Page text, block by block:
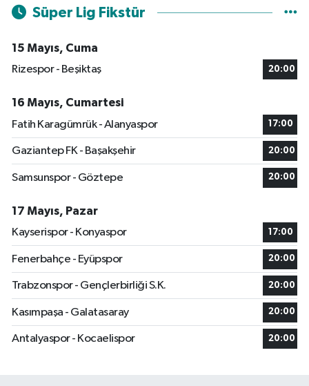
Süper Lig Fikstür
15 Mayıs, Cuma
Rizespor - Beşiktaş
20:00
16 Mayıs, Cumartesi
Fatih Karagümrük - Alanyaspor
17:00
Gaziantep FK - Başakşehir 20:00
Samsunspor - Göztepe 20:00
17 Mayıs, Pazar
Kayserispor - Konyaspor
17:00
Fenerbahçe - Eyüpspor 20:00
Trabzonspor - Gençlerbirliği S.K. 20:00
Kasımpaşa - Galatasaray 20:00
Antalyaspor - Kocaelispor 20:00